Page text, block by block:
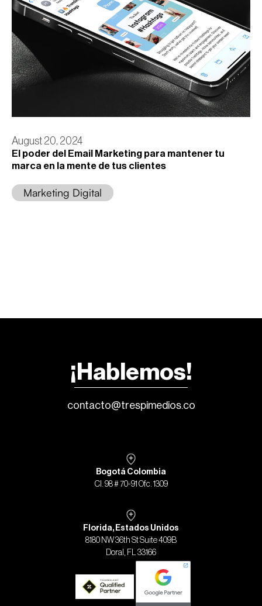
August 20, 2024
El poder del Email Marketing para mantener tu
marca en la mente de tus clientes
Marketing Digital
¡Hablemos!
contacto@trespimedios.co
Bogotá Colombia
Cl. 98 # 70-91 Ofc. 1309
Florida, Estados Unidos
8180 NW 36th St Suite 409B
Doral, FL 33166